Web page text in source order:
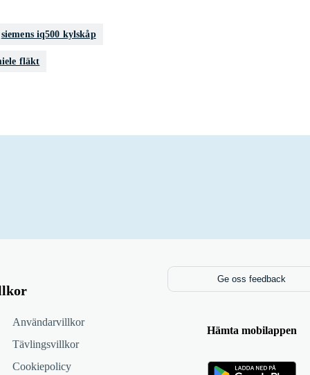
siemens iq500 kylskåp
fläkt
Användarvillkor
Tävlingsvillkor
Cookiepolicy
Ge oss feedback
Hämta mobilappen